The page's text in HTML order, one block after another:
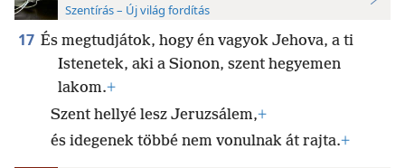
Szentírás – Új világ fordítás
17 És megtudjátok, hogy én vagyok Jehova, a ti
Istenetek, aki a Sionon, szent hegyemen
lakom.+
Szent hellyé lesz Jeruzsálem,+
és idegenek többé nem vonulnak át rajta.+